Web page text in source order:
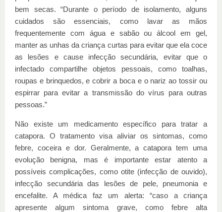
bem secas. “Durante o período de isolamento, alguns
cuidados são essenciais, como lavar as mãos
frequentemente com água e sabão ou álcool em gel,
manter as unhas da criança curtas para evitar que ela coce
as lesões e cause infecção secundária, evitar que o
infectado compartilhe objetos pessoais, como toalhas,
roupas e brinquedos, e cobrir a boca e o nariz ao tossir ou
espirrar para evitar a transmissão do vírus para outras
pessoas.”
Não existe um medicamento específico para tratar a
catapora. O tratamento visa aliviar os sintomas, como
febre, coceira e dor. Geralmente, a catapora tem uma
evolução benigna, mas é importante estar atento a
possíveis complicações, como otite (infecção de ouvido),
infecção secundária das lesões de pele, pneumonia e
encefalite. A médica faz um alerta: “caso a criança
apresente algum sintoma grave, como febre alta